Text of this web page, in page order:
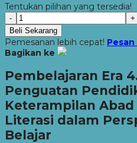
Tentukan pilihan yang tersedia!
-
+
Beli Sekarang
Pemesanan lebih cepat!
Bagikan ke
Pembelajaran Era
Penguatan
Keterampilan Abad
Literasi dalam
Belajar